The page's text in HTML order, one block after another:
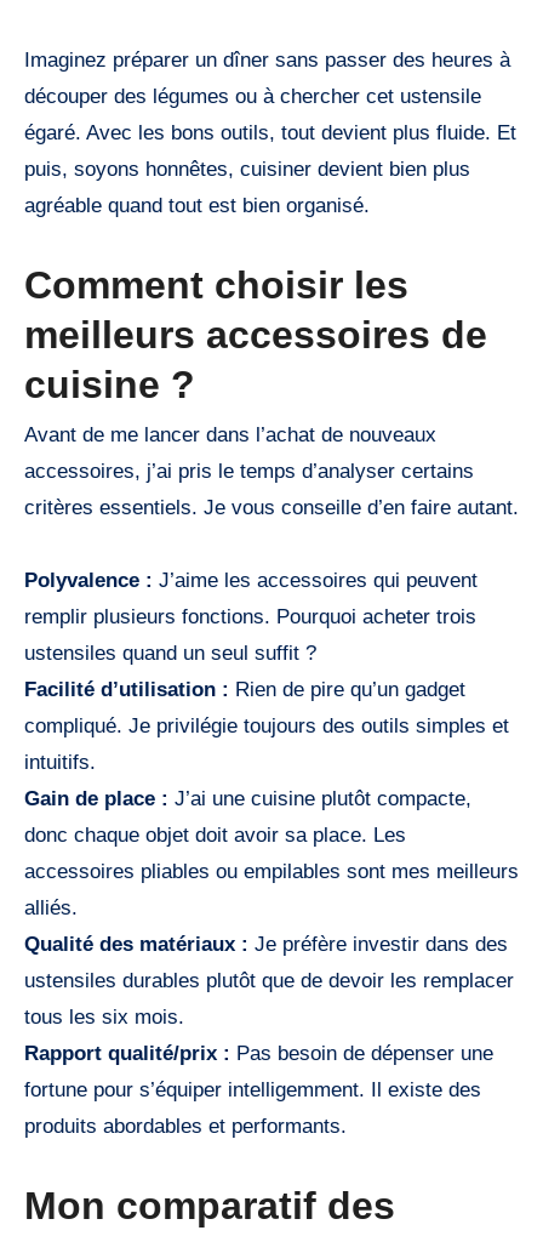
Imaginez préparer un dîner sans passer des heures à
découper des légumes ou à chercher cet ustensile
égaré. Avec les bons outils, tout devient plus fluide. Et
puis, soyons honnêtes, cuisiner devient bien plus
agréable quand tout est bien organisé.
Comment choisir les
meilleurs accessoires de
cuisine ?
Avant de me lancer dans l’achat de nouveaux
accessoires, j’ai pris le temps d’analyser certains
critères essentiels. Je vous conseille d’en faire autant.
Polyvalence : J’aime les accessoires qui peuvent
remplir plusieurs fonctions. Pourquoi acheter trois
ustensiles quand un seul suffit ?
Facilité d’utilisation : Rien de pire qu’un gadget
compliqué. Je privilégie toujours des outils simples et
intuitifs.
Gain de place : J’ai une cuisine plutôt compacte,
donc chaque objet doit avoir sa place. Les
accessoires pliables ou empilables sont mes meilleurs
alliés.
Qualité des matériaux : Je préfère investir dans des
ustensiles durables plutôt que de devoir les remplacer
tous les six mois.
Rapport qualité/prix : Pas besoin de dépenser une
fortune pour s’équiper intelligemment. Il existe des
produits abordables et performants.
Mon comparatif des